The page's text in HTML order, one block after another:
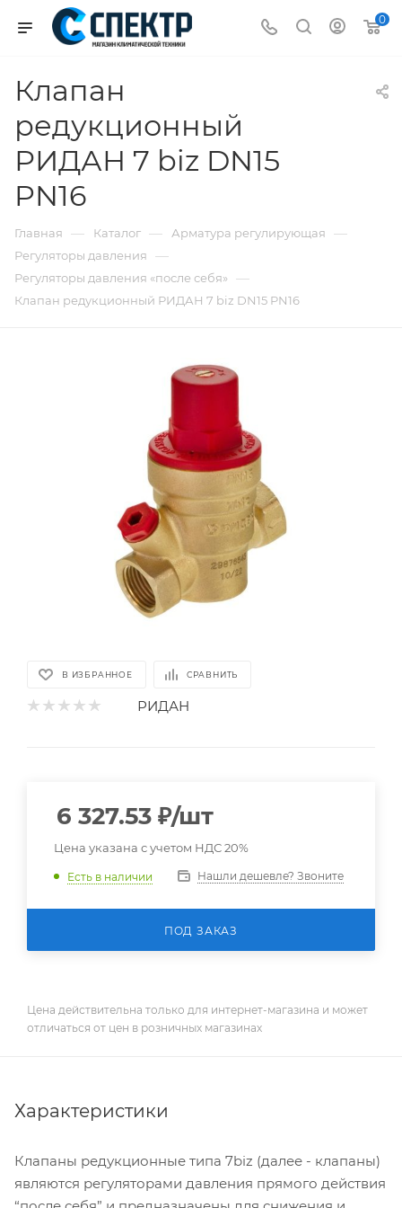
0
Клапан
редукционный
РИДАН 7 biz DN15
PN16
Главная — Каталог — Арматура регулирующая —
Регуляторы давления —
Регуляторы давления «после себя» —
Клапан редукционный РИДАН 7 biz DN15 PN16
В ИЗБРАННОЕ СРАВНИТЬ
РИДАН
6 327.53 ₽/шт
Цена указана с учетом НДС 20%
Есть в наличии Нашли дешевле? Звоните
ПОД ЗАКАЗ
Цена действительна только для интернет-магазина и может
отличаться от цен в розничных магазинах
Характеристики
Клапаны редукционные типа 7biz (далее - клапаны)
являются регуляторами давления прямого действия